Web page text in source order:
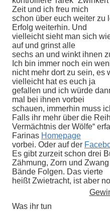
Zeit und ich freu mich
schon über euch weiter zu
Erfolg weiterhin. Und
vielleicht sieht man sich
auf und grinst alle
sechs an und winkt ihnen
Ich bin immer noch ein
nicht mehr dort zu sein, es
vielleicht hat es euch ja
gefallen und ich würde
mal bei ihnen vorbei
schauen, immerhin muss
Falls ihr mehr über die
Vermächtnis der Wölfe“
Farinas Homepage
vorbei. Oder auf der
Es gibt zurzeit schon drei
Zähmung, Zorn und
Bände Folgen. Das vierte
heißt Zwietracht, ist aber
Was ihr tun